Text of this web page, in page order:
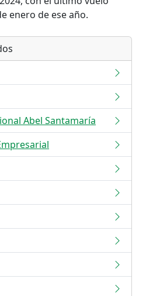
enero de ese año.
Abel Santamaría